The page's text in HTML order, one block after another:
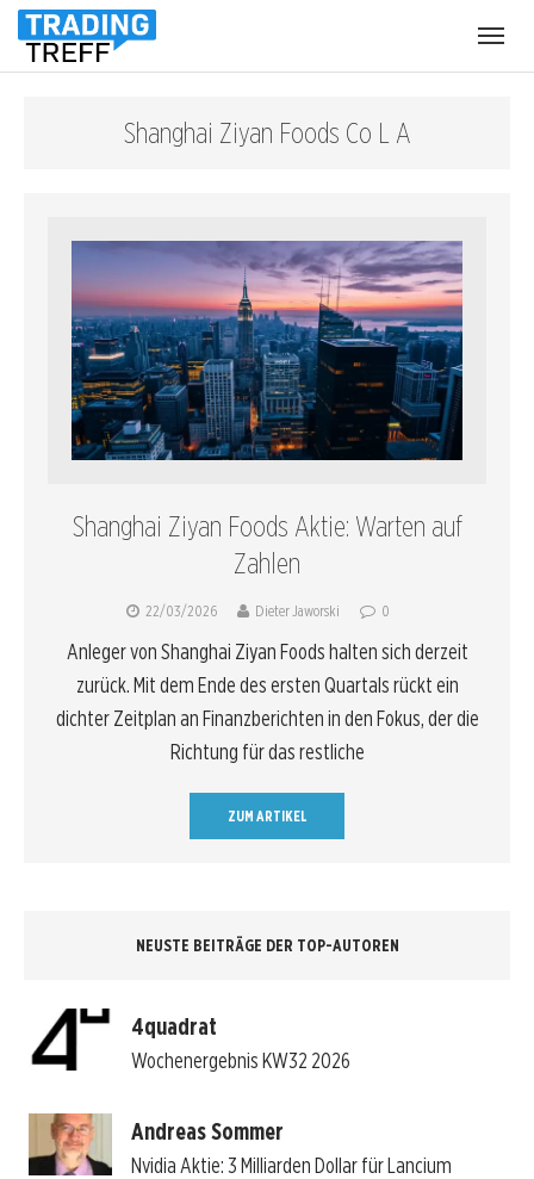
Shanghai Ziyan Foods Co L A
Shanghai Ziyan Foods Aktie: Warten auf
Zahlen
22/03/2026 Dieter Jaworski 0
Anleger von Shanghai Ziyan Foods halten sich derzeit
zurück. Mit dem Ende des ersten Quartals rückt ein
dichter Zeitplan an Finanzberichten in den Fokus, der die
Richtung für das restliche
ZUM ARTIKEL
NEUSTE BEITRÄGE DER TOP-AUTOREN
4quadrat
Wochenergebnis KW32 2026
Andreas Sommer
Nvidia Aktie: 3 Milliarden Dollar für Lancium